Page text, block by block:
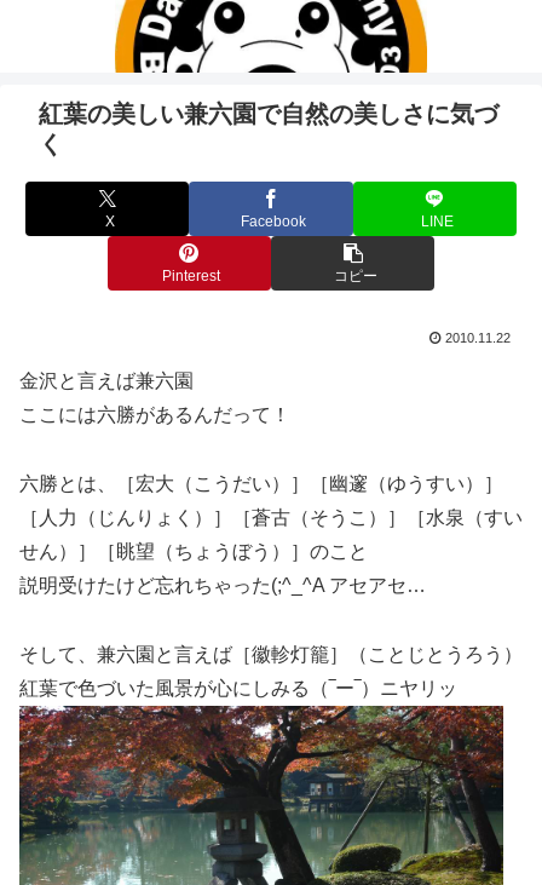
紅葉の美しい兼六園で自然の美しさに気づ
く
X Facebook LINE
Pinterest コピー
2010.11.22
金沢と言えば兼六園
ここには六勝があるんだって！
六勝とは、［宏大（こうだい）］［幽邃（ゆうすい）］
［人力（じんりょく）］［蒼古（そうこ）］［水泉（すい
せん）］［眺望（ちょうぼう）］のこと
説明受けたけど忘れちゃった(;^_^A アセアセ…
そして、兼六園と言えば［徽軫灯籠］（ことじとうろう）
紅葉で色づいた風景が心にしみる（‾ー‾）ニヤリッ